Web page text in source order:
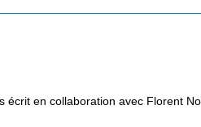
en collaboration avec Florent